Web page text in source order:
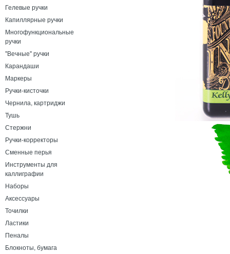
Гелевые ручки
Капиллярные ручки
Многофункциональные
ручки
"Вечные" ручки
Карандаши
Маркеры
Ручки-кисточки
Чернила, картриджи
Тушь
Стержни
Ручки-корректоры
Сменные перья
Инструменты для
каллиграфии
Наборы
Аксессуары
Точилки
Ластики
Пеналы
Блокноты, бумага